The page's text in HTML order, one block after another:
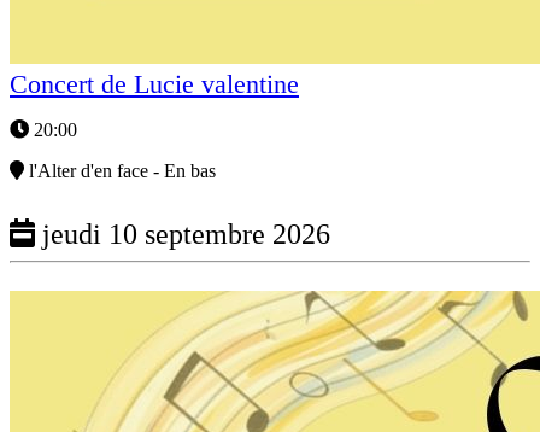
Concert de Lucie valentine
20:00
l'Alter d'en face - En bas
jeudi 10 septembre 2026